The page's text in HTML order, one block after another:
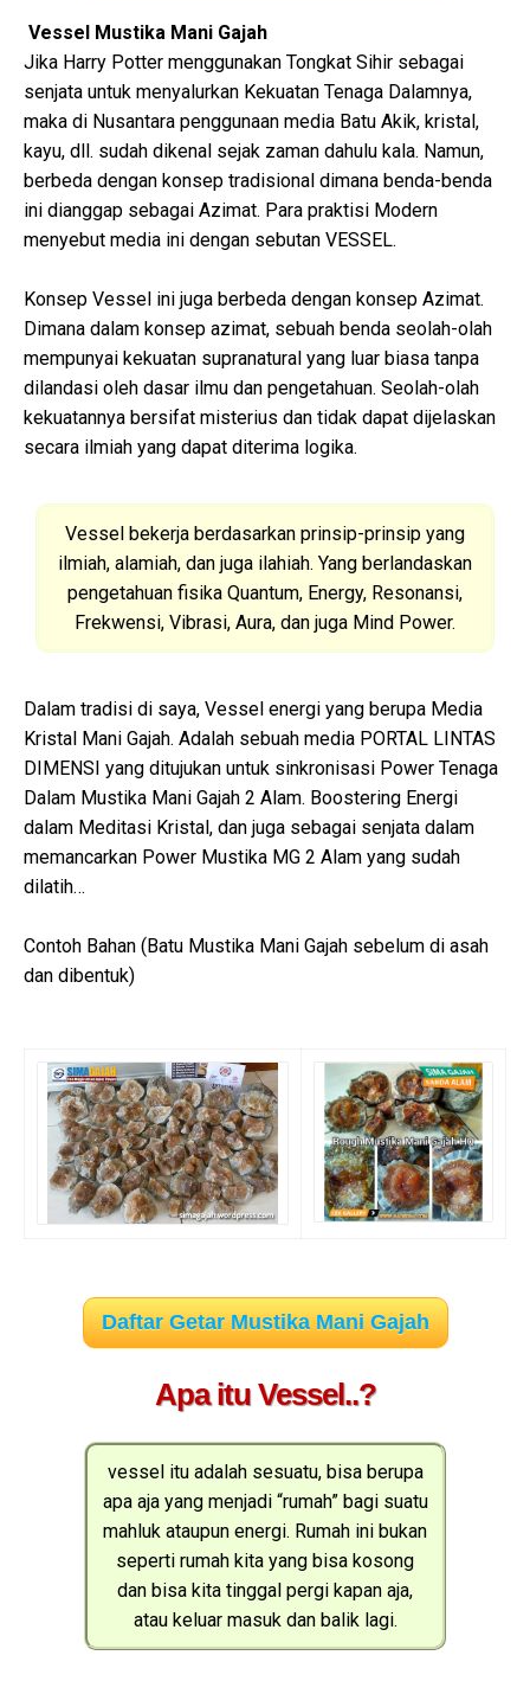
Vessel Mustika Mani Gajah
Jika Harry Potter menggunakan Tongkat Sihir sebagai
senjata untuk menyalurkan Kekuatan Tenaga Dalamnya,
maka di Nusantara penggunaan media Batu Akik, kristal,
kayu, dll. sudah dikenal sejak zaman dahulu kala. Namun,
berbeda dengan konsep tradisional dimana benda-benda
ini dianggap sebagai Azimat. Para praktisi Modern
menyebut media ini dengan sebutan VESSEL.
Konsep Vessel ini juga berbeda dengan konsep Azimat.
Dimana dalam konsep azimat, sebuah benda seolah-olah
mempunyai kekuatan supranatural yang luar biasa tanpa
dilandasi oleh dasar ilmu dan pengetahuan. Seolah-olah
kekuatannya bersifat misterius dan tidak dapat dijelaskan
secara ilmiah yang dapat diterima logika.
Vessel bekerja berdasarkan prinsip-prinsip yang
ilmiah, alamiah, dan juga ilahiah. Yang berlandaskan
pengetahuan fisika Quantum, Energy, Resonansi,
Frekwensi, Vibrasi, Aura, dan juga Mind Power.
Dalam tradisi di saya, Vessel energi yang berupa Media
Kristal Mani Gajah. Adalah sebuah media PORTAL LINTAS
DIMENSI yang ditujukan untuk sinkronisasi Power Tenaga
Dalam Mustika Mani Gajah 2 Alam. Boostering Energi
dalam Meditasi Kristal, dan juga sebagai senjata dalam
memancarkan Power Mustika MG 2 Alam yang sudah
dilatih…
Contoh Bahan (Batu Mustika Mani Gajah sebelum di asah
dan dibentuk)
Daftar Getar Mustika Mani Gajah
Apa itu Vessel..?
vessel itu adalah sesuatu, bisa berupa
apa aja yang menjadi “rumah” bagi suatu
mahluk ataupun energi. Rumah ini bukan
seperti rumah kita yang bisa kosong
dan bisa kita tinggal pergi kapan aja,
atau keluar masuk dan balik lagi.